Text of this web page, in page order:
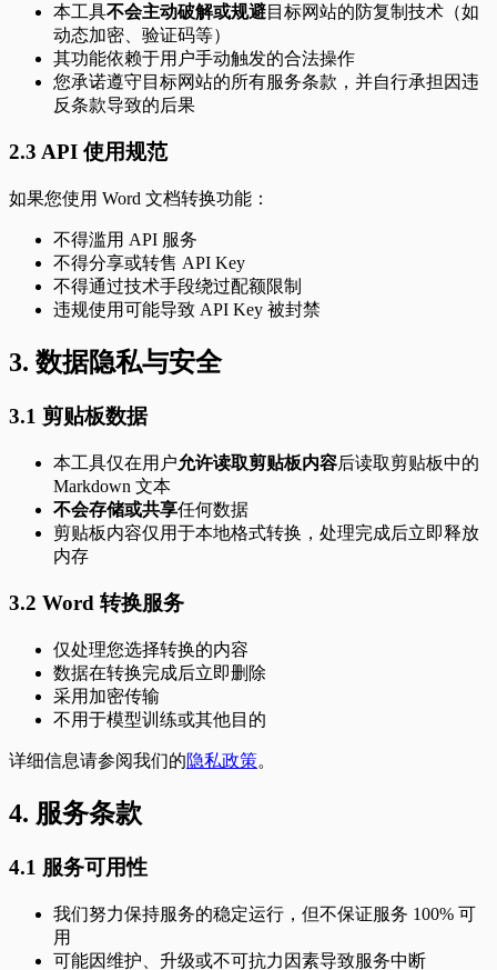
本工具不会主动破解或规避目标网站的防复制技术（如
动态加密、验证码等）
其功能依赖于用户手动触发的合法操作
您承诺遵守目标网站的所有服务条款，并自行承担因违
反条款导致的后果
2.3 API 使用规范
如果您使用 Word 文档转换功能：
不得滥用 API 服务
不得分享或转售 API Key
不得通过技术手段绕过配额限制
违规使用可能导致 API Key 被封禁
3. 数据隐私与安全
3.1 剪贴板数据
本工具仅在用户允许读取剪贴板内容后读取剪贴板中的
Markdown 文本
不会存储或共享任何数据
剪贴板内容仅用于本地格式转换，处理完成后立即释放
内存
3.2 Word 转换服务
仅处理您选择转换的内容
数据在转换完成后立即删除
采用加密传输
不用于模型训练或其他目的
详细信息请参阅我们的隐私政策。
4. 服务条款
4.1 服务可用性
我们努力保持服务的稳定运行，但不保证服务 100% 可
用
可能因维护、升级或不可抗力因素导致服务中断